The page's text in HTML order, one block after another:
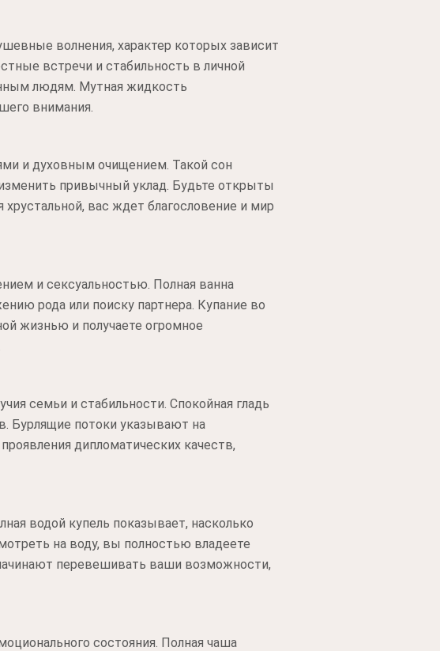
волнения, характер которых зависит
встречи и стабильность в личной
людям. Мутная жидкость
внимания.
и духовным очищением. Такой сон
привычный уклад. Будьте открыты
вас ждет благословение и мир
и сексуальностью. Полная ванна
рода или поиску партнера. Купание во
жизнью и получаете огромное
семьи и стабильности. Спокойная гладь
Бурлящие потоки указывают на
дипломатических качеств,
водой купель показывает, насколько
на воду, вы полностью владеете
перевешивать ваши возможности,
состояния. Полная чаша